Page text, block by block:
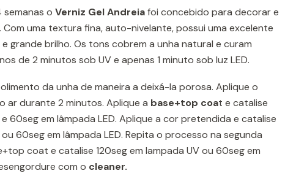
o Verniz Gel Andreiafoi concebido para decorar e
uma textura fina, auto-nivelante, possui uma excelente
grande brilho. Os tons cobrem a unha natural e curam
de 2 minutos sob UV e apenas 1 minuto sob luz LED.
da unha de maneira a deixá-la porosa. Aplique o
ar durante 2 minutos. Aplique a base+top coat e catalise
e 60seg em lâmpada LED. Aplique a cor pretendida e catalise
60seg em lâmpada LED. Repita o processo na segunda
coat e catalise 120seg em lampada UV ou 60seg em
com o cleaner.